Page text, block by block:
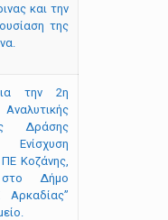
και την
της
την 2η
Δράσης
Κοζάνης,
Δήμο